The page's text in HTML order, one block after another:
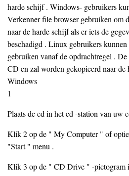
harde schijf . Windows- gebruikers
Verkenner file browser gebruiken om
naar de harde schijf als er iets de
beschadigd . Linux gebruikers
gebruiken vanaf de opdrachtregel .
CD en zal worden gekopieerd naar
Windows
1
Plaats de cd in het cd -station van uw
Klik 2 op de " My Computer " of
"Start " menu .
Klik 3 op de " CD Drive " -pictogram